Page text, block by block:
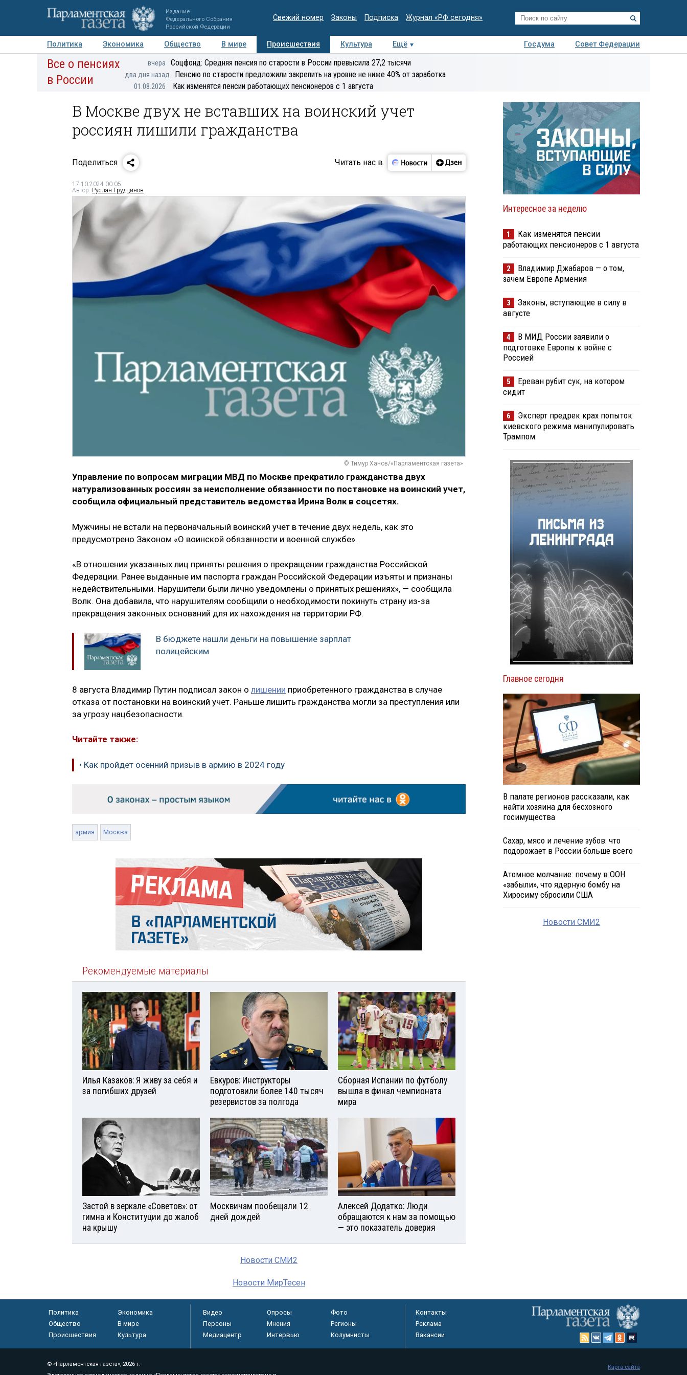
Издание
Федерального Собрания
Российской Федерации
Свежий номер Законы Подписка Журнал «РФ сегодня»
Политика Экономика Общество В мире Происшествия Культура Ещё Госдума
Совет Федерации
Авторы Персоны Мнения Регионы Медиацентр Интервью Колумнисты
экспертиза
Все о пенсиях
в России
вчера Соцфонд: Средняя пенсия по старости в России превысила 27,2 тысячи
два дня назад Пенсию по старости предложили закрепить на уровне не ниже 40% от заработка
01.08.2026 Как изменятся пенсии работающих пенсионеров с 1 августа
В Москве двух не вставших на воинский учет
россиян лишили гражданства
Поделиться Читать нас в
17.10.2024 00:05
Автор: Руслан Грудцинов
© Тимур Ханов/«Парламентская газета»
Управление по вопросам миграции МВД по Москве прекратило гражданства двух
натурализованных россиян за неисполнение обязанности по постановке на воинский учет,
сообщила официальный представитель ведомства Ирина Волк в соцсетях.
Мужчины не встали на первоначальный воинский учет в течение двух недель, как это
предусмотрено Законом «О воинской обязанности и военной службе».
«В отношении указанных лиц приняты решения о прекращении гражданства Российской
Федерации. Ранее выданные им паспорта граждан Российской Федерации изъяты и признаны
недействительными. Нарушители были лично уведомлены о принятых решениях», — сообщила
Волк. Она добавила, что нарушителям сообщили о необходимости покинуть страну из-за
прекращения законных оснований для их нахождения на территории РФ.
В бюджете нашли деньги на повышение зарплат
полицейским
8 августа Владимир Путин подписал закон о лишении приобретенного гражданства в случае
отказа от постановки на воинский учет. Раньше лишить гражданства могли за преступления или
за угрозу нацбезопасности.
Читайте также:
• Как пройдет осенний призыв в армию в 2024 году
армия Москва
Рекомендуемые материалы
Илья Казаков: Я живу за себя и
за погибших друзей
Евкуров: Инструкторы
подготовили более 140 тысяч
резервистов за полгода
Сборная Испании по футболу
вышла в финал чемпионата
мира
Застой в зеркале «Советов»: от
гимна и Конституции до жалоб
на крышу
Москвичам пообещали 12
дней дождей
Алексей Додатко: Люди
обращаются к нам за помощью
— это показатель доверия
Новости СМИ2
Новости МирТесен
Интересное за неделю
1
Как изменятся пенсии
работающих пенсионеров с 1 августа
2
Владимир Джабаров — о том,
зачем Европе Армения
3
Законы, вступающие в силу в
августе
4
В МИД России заявили о
подготовке Европы к войне с
Россией
5
Ереван рубит сук, на котором
сидит
6
Эксперт предрек крах попыток
киевского режима манипулировать
Трампом
Главное сегодня
В палате регионов рассказали, как
найти хозяина для бесхозного
госимущества
Сахар, мясо и лечение зубов: что
подорожает в России больше всего
Атомное молчание: почему в ООН
«забыли», что ядерную бомбу на
Хиросиму сбросили США
Новости СМИ2
Политика
Экономика
Общество
В мире
Происшествия
Культура
Видео Опросы
Фото
Персоны
Мнения
Регионы
Медиацентр
Интервью Колумнисты
Контакты
Реклама
Вакансии
© «Парламентская газета», 2026 г.
Карта сайта